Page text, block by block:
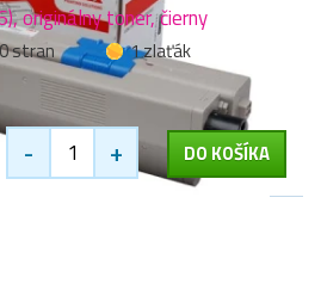
originálny toner, čierny
stran
1 zlaťák
- + DO KOŠÍKA